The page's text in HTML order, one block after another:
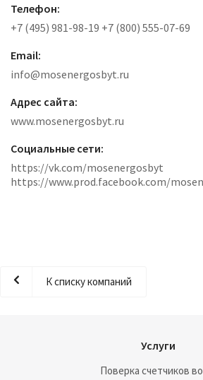
Телефон:
+7 (495) 981-98-19 +7 (800) 555-07-69
Email:
info@mosenergosbyt.ru
Адрес сайта:
www.mosenergosbyt.ru
Социальные сети:
https://vk.com/mosenergosbyt
https://www.prod.facebook.com/
К списку компаний
Услуги
Поверка счетчиков